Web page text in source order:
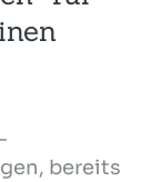
bereits